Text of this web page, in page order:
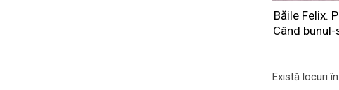
Băile Felix.
Când
Există locuri